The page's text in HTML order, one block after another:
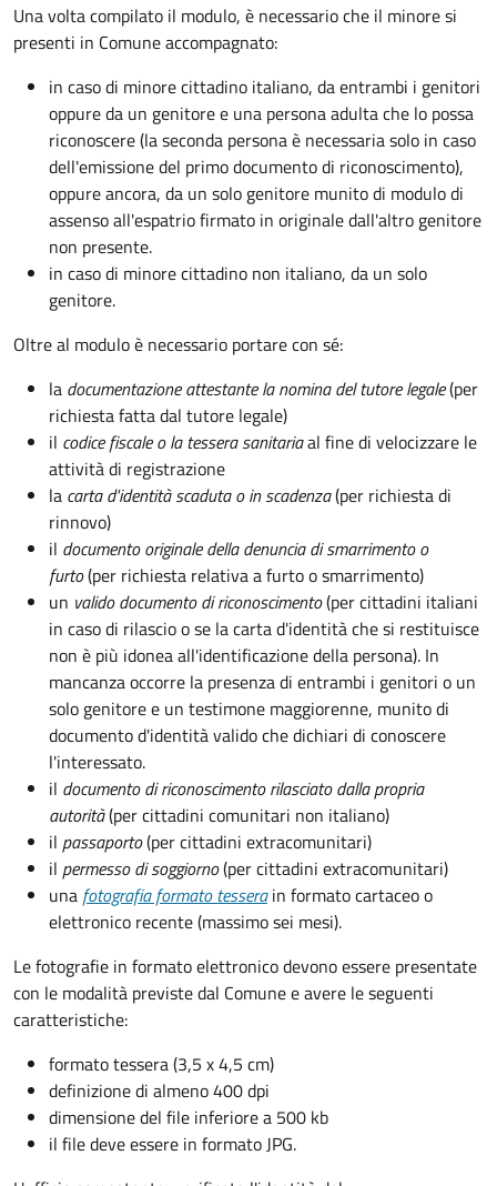
Una volta compilato il modulo, è necessario che il minore si
presenti in Comune accompagnato:
in caso di minore cittadino italiano, da entrambi i genitori
oppure da un genitore e una persona adulta che lo possa
riconoscere (la seconda persona è necessaria solo in caso
dell'emissione del primo documento di riconoscimento),
oppure ancora, da un solo genitore munito di modulo di
assenso all'espatrio firmato in originale dall'altro genitore
non presente.
in caso di minore cittadino non italiano, da un solo
genitore.
Oltre al modulo è necessario portare con sé:
la documentazioneattestante la nomina del tutore legale(per
richiesta fatta dal tutore legale)
il codice fiscale o la tessera sanitariaal fine di velocizzare le
attività di registrazione
la carta d'identità scaduta o in scadenza(per richiesta di
rinnovo)
il documento originale della denuncia di smarrimento o
furto(per richiesta relativa a furto o smarrimento)
un valido documento di riconoscimento(per cittadini italiani
in caso di rilascio o se la carta d'identità che si restituisce
non è più idonea all'identificazione della persona). In
mancanza occorre la presenza di entrambi i genitori o un
solo genitore e un testimone maggiorenne, munito di
documento d'identità valido che dichiari di conoscere
l'interessato.
il documento di riconoscimento rilasciato dalla propria
autorità(per cittadini comunitari non italiano)
il passaporto(per cittadini extracomunitari)
il permesso di soggiorno(per cittadini extracomunitari)
una fotografia formato tessera in formato cartaceo o
elettronico recente (massimo sei mesi).
Le fotografie in formato elettronico devono essere presentate
con le modalità previste dal Comune e avere le seguenti
caratteristiche:
formato tessera (3,5 x 4,5 cm)
definizione di almeno 400 dpi
dimensione del file inferiore a 500 kb
il file deve essere in formato JPG.